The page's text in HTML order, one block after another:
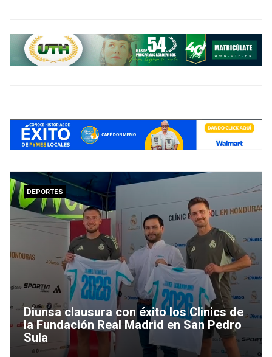
DEPORTES
Diunsa clausura con éxito los Clinics de
la Fundación Real Madrid en San Pedro
Sula